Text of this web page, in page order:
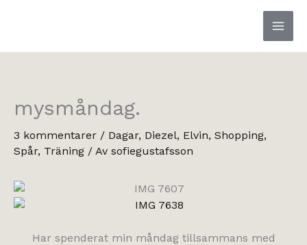
mysmåndag.
3 kommentarer / Dagar, Diezel, Elvin, Shopping,
Spår, Träning / Av sofiegustafsson
Har spenderat min måndag tillsammans med